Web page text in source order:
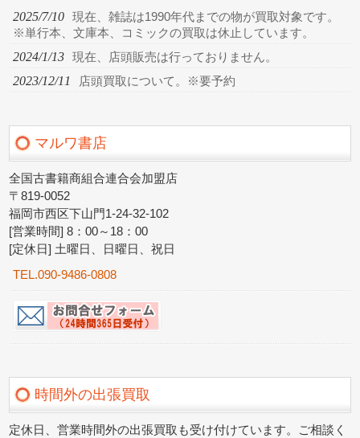
2025/7/10
現在、雑誌は1990年代までの物が買取対象です。
※単行本、文庫本、コミックの買取は休止しています。
2024/1/13 現在、店頭販売は行っておりません。
2023/12/11 店頭買取について。※要予約
マルワ書店
全国古書籍商組合連合会加盟店
〒819-0052
福岡市西区下山門1-24-32-102
[営業時間] 8：00～18：00
[定休日] 土曜日、日曜日、祝日
TEL.090-9486-0808
時間外の出張買取
定休日、営業時間外の出張買取も受け付けています。ご相談く